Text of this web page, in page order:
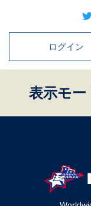
ログイン
表示モー